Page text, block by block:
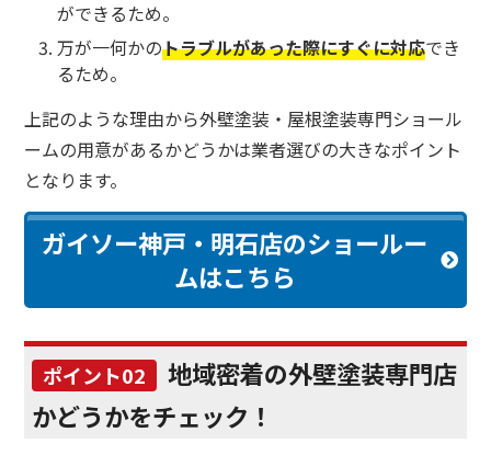
ができるため。
万が一何かのトラブルがあった際にすぐに対応でき
るため。
上記のような理由から外壁塗装・屋根塗装専門ショール
ームの用意があるかどうかは業者選びの大きなポイント
となります。
ガイソー神戸・明石店のショールー
ムはこちら
ポイント02
地域密着の外壁塗装専門店
かどうかをチェック！